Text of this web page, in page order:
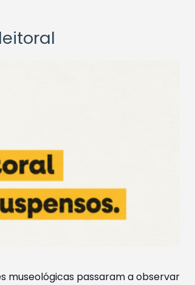
museológicas passaram a observar